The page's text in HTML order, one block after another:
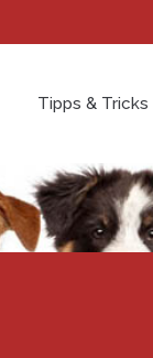
Tipps & Tricks